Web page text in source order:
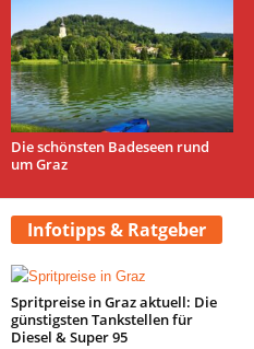
Die schönsten Badeseen rund
um Graz
Infotipps & Ratgeber
Spritpreise in Graz aktuell: Die
günstigsten Tankstellen für
Diesel & Super 95